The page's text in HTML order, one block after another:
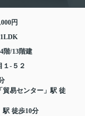
円
1LDK
4階/13階建
１-５２
「 貿易センター 」駅 徒
駅 徒歩10分